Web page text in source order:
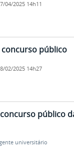
04/2025 14h11
público
02/2025 14h27
público
universitário